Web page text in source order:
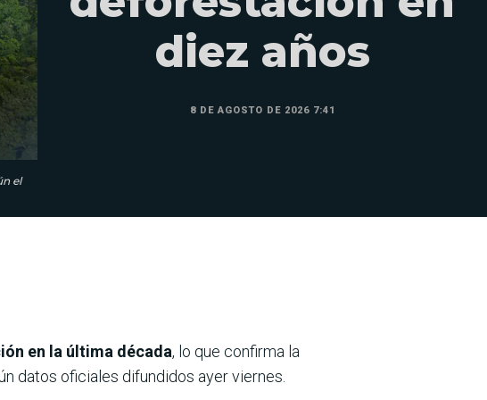
el
diez años
8 DE AGOSTO DE 2026 7:41
en la última década, lo que confirma la
datos oficiales difundidos ayer viernes.